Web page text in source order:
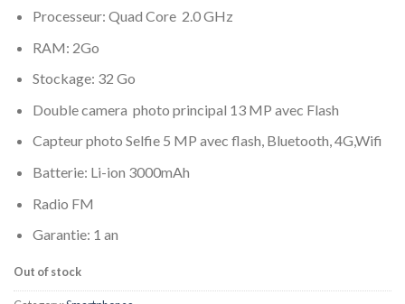
Processeur: Quad Core 2.0 GHz
RAM: 2Go
Stockage: 32 Go
Double camera photo principal 13 MP avec Flash
Capteur photo Selfie 5 MP avec flash, Bluetooth, 4G,Wifi
Batterie: Li-ion 3000mAh
Radio FM
Garantie: 1 an
Out of stock